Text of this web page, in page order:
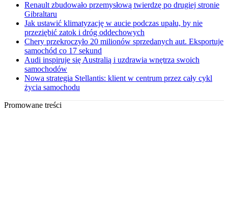
Renault zbudowało przemysłową twierdzę po drugiej stronie
Gibraltaru
Jak ustawić klimatyzację w aucie podczas upału, by nie
przeziębić zatok i dróg oddechowych
Chery przekroczyło 20 milionów sprzedanych aut. Eksportuje
samochód co 17 sekund
Audi inspiruje się Australią i uzdrawia wnętrza swoich
samochodów
Nowa strategia Stellantis: klient w centrum przez cały cykl
życia samochodu
Promowane treści